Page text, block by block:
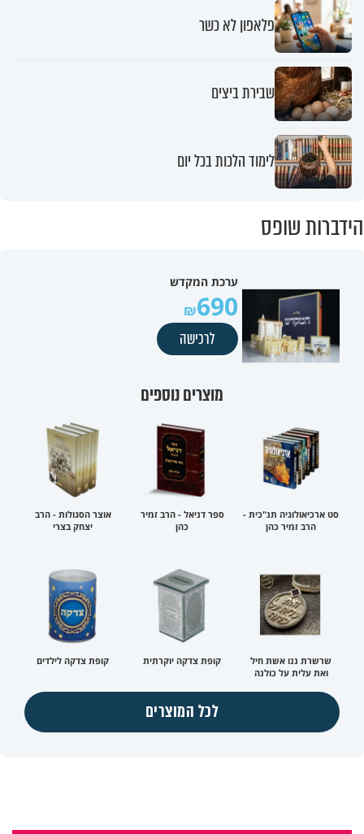
פלאפון לא כשר
שבירת ביצים
לימוד הלכות בכל יום
הידברות שופס
ערכת המקדש
690
לרכישה
מוצרים נוספים
סט ארכיאולוגיה תנ"כית -
הרב זמיר כהן
ספר דניאל - הרב זמיר
כהן
אוצר הסגולות - הרב
יצחק בצרי
שרשרת ננו אשת חיל
ואת עלית על כולנה
קופת צדקה יוקרתית קופת צדקה לילדים
לכל המוצרים